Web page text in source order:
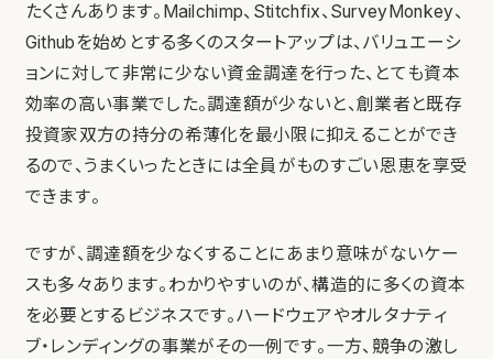
たくさんあります。Mailchimp、Stitchfix、SurveyMonkey、
Githubを始めとする多くのスタートアップは、バリュエーシ
ョンに対して非常に少ない資金調達を行った、とても資本
効率の高い事業でした。調達額が少ないと、創業者と既存
投資家双方の持分の希薄化を最小限に抑えることができ
るので、うまくいったときには全員がものすごい恩恵を享受
できます。
ですが、調達額を少なくすることにあまり意味がないケー
スも多々あります。わかりやすいのが、構造的に多くの資本
を必要とするビジネスです。ハードウェアやオルタナティ
ブ・レンディングの事業がその一例です。一方、競争の激し